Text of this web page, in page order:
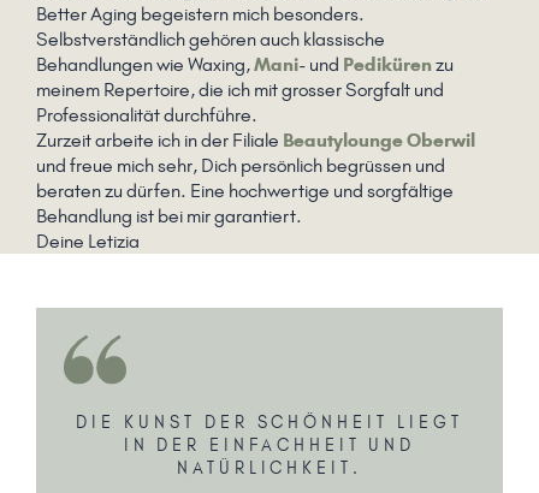
Better Aging begeistern mich besonders.
Selbstverständlich gehören auch klassische
Behandlungen wie Waxing,Mani- und Pedikürenzu
meinem Repertoire, die ich mit grosser Sorgfalt und
Professionalität durchführe.
Zurzeit arbeite ich in der Filiale Beautylounge Oberwil
und freue mich sehr, Dich persönlich begrüssen und
beraten zu dürfen. Eine hochwertige und sorgfältige
Behandlung ist bei mir garantiert.
Deine Letizia
DIE KUNST DER SCHÖNHEIT LIEGT
IN DER EINFACHHEIT UND
NATÜRLICHKEIT.